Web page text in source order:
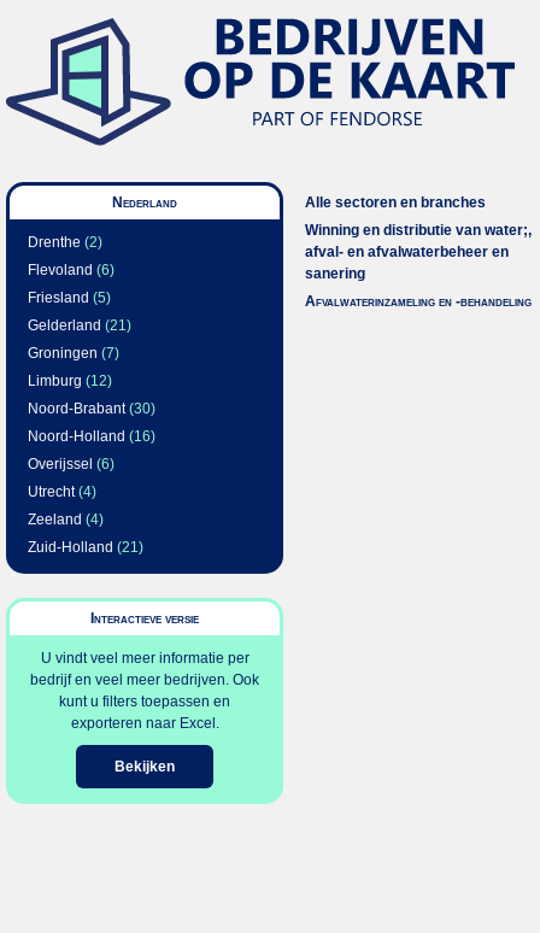
Nederland
Drenthe (2)
Flevoland (6)
Friesland (5)
Gelderland (21)
Groningen (7)
Limburg (12)
Noord-Brabant(30)
Noord-Holland (16)
Overijssel (6)
Utrecht(4)
Zeeland (4)
Zuid-Holland (21)
Interactieve versie
U vindt veel meer informatie per
bedrijf en veel meer bedrijven. Ook
kunt u filters toepassen en
exporteren naar Excel.
Bekijken
Alle sectoren en branches
Winning en distributie van water;,
afval- en afvalwaterbeheer en
sanering
Afvalwaterinzameling en -behandeling